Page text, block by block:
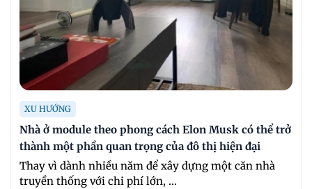
XU HƯỚNG
Nhà ở module theo phong cách Elon Musk có thể trở
thành một phần quan trọng của đô thị hiện đại
Thay vì dành nhiều năm để xây dựng một căn nhà
truyền thống với chi phí lớn, ...